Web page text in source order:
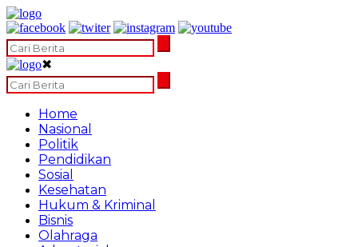
✖
Home
Nasional
Politik
Pendidikan
Sosial
Kesehatan
Hukum & Kriminal
Bisnis
Olahraga